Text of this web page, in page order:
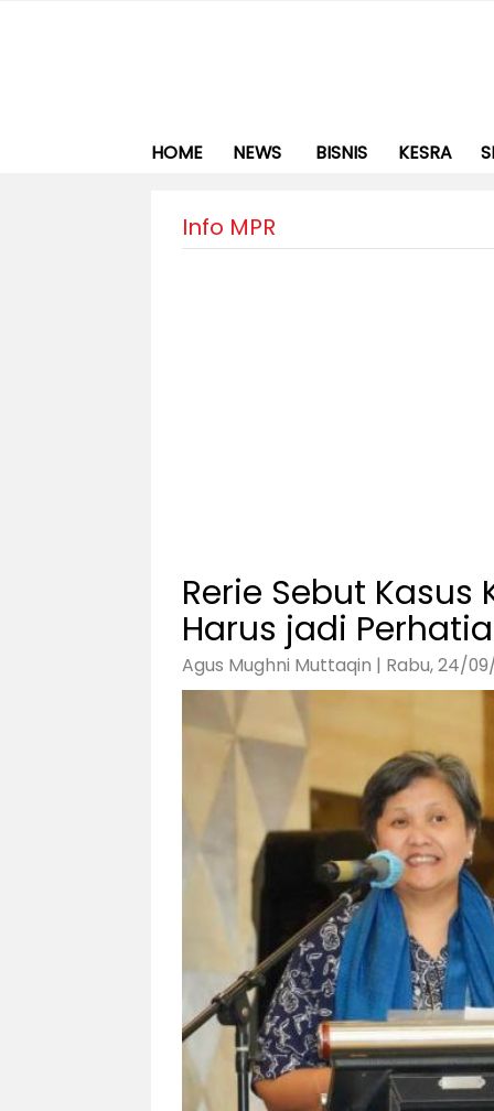
HOME NEWS BISNIS KESRA
Info MPR
Rerie Sebut Kasus
Harus jadi
Agus Mughni Muttaqin | Rabu, 24/09/